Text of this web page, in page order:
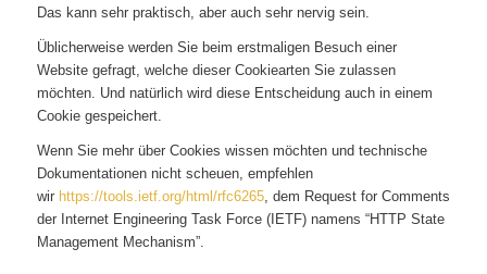
Das kann sehr praktisch, aber auch sehr nervig sein.
Üblicherweise werden Sie beim erstmaligen Besuch einer
Website gefragt, welche dieser Cookiearten Sie zulassen
möchten. Und natürlich wird diese Entscheidung auch in einem
Cookie gespeichert.
Wenn Sie mehr über Cookies wissen möchten und technische
Dokumentationen nicht scheuen, empfehlen
wir https://tools.ietf.org/html/rfc6265, dem Request for Comments
der Internet Engineering Task Force (IETF) namens “HTTP State
Management Mechanism”.